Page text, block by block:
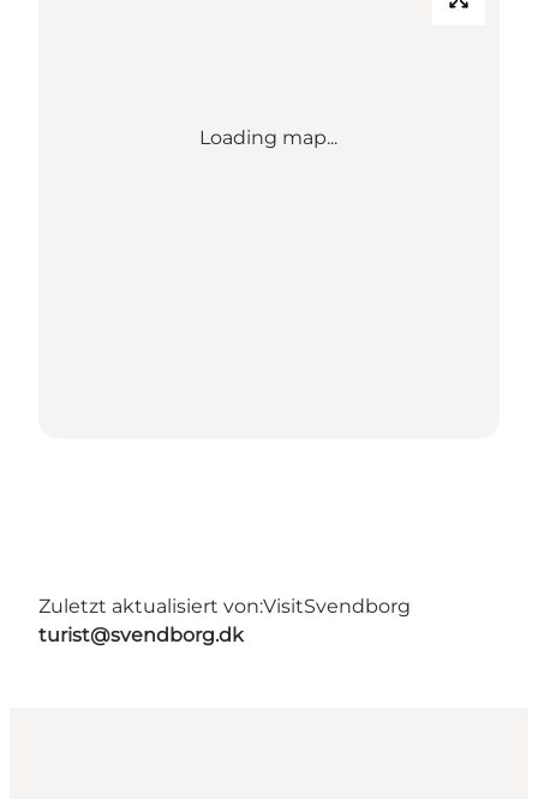
Loading map...
Zuletzt aktualisiert von:VisitSvendborg
turist@svendborg.dk